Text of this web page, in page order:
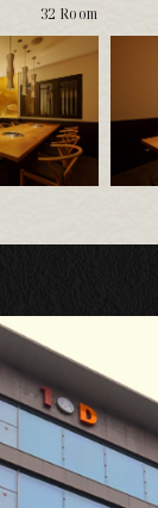
32 Room